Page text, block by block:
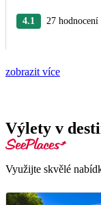
4.1
27 hodnocení
zobrazit více
Výlety v
Využijte skvělé